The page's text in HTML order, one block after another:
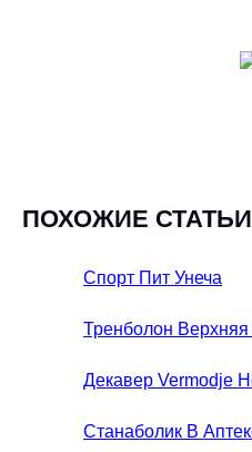
ПОХОЖИЕ СТАТЬИ
Спорт Пит Унеча
Тренболон
Декавер Vermodje
Станаболик В